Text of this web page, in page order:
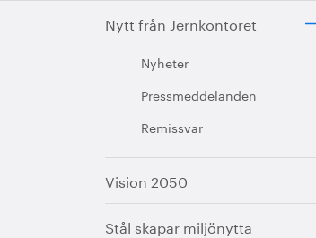
Nytt från Jernkontoret
Nyheter
Pressmeddelanden
Remissvar
Vision 2050
Stål skapar miljönytta